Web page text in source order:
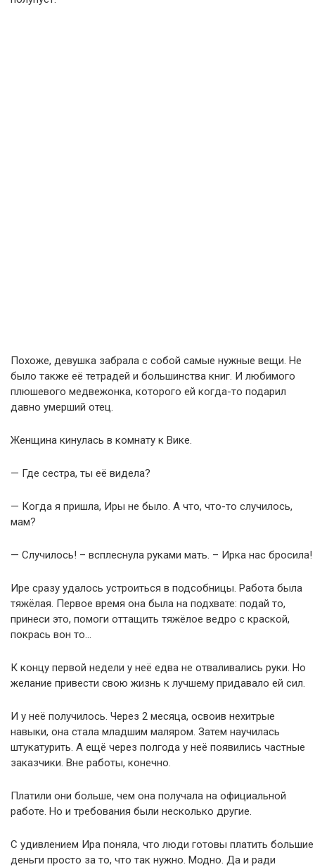
Похоже, девушка забрала с собой самые нужные вещи. Не
было также её тетрадей и большинства книг. И любимого
плюшевого медвежонка, которого ей когда-то подарил
давно умерший отец.
Женщина кинулась в комнату к Вике.
— Где сестра, ты её видела?
— Когда я пришла, Иры не было. А что, что-то случилось,
мам?
— Случилось! – всплеснула руками мать. – Ирка нас бросила!
Ире сразу удалось устроиться в подсобницы. Работа была
тяжёлая. Первое время она была на подхвате: подай то,
принеси это, помоги оттащить тяжёлое ведро с краской,
покрась вон то…
К концу первой недели у неё едва не отваливались руки. Но
желание привести свою жизнь к лучшему придавало ей сил.
И у неё получилось. Через 2 месяца, освоив нехитрые
навыки, она стала младшим маляром. Затем научилась
штукатурить. А ещё через полгода у неё появились частные
заказчики. Вне работы, конечно.
Платили они больше, чем она получала на официальной
работе. Но и требования были несколько другие.
С удивлением Ира поняла, что люди готовы платить большие
деньги просто за то, что так нужно. Модно. Да и ради